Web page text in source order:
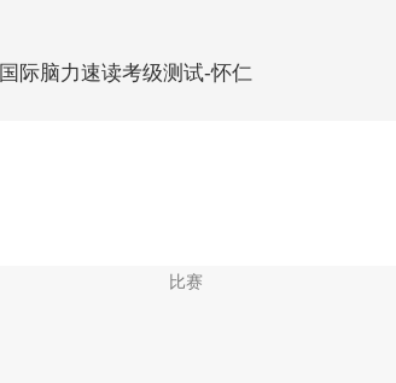
国际脑力速读考级测试-怀仁
比赛